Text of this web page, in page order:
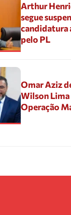
Arthur
segue
candidatura
pelo PL
Omar Aziz
Wilson Lima
Operação